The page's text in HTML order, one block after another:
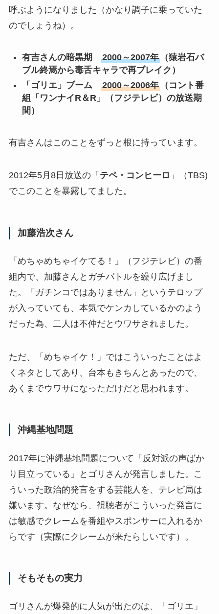
呼ぶようになりました（かなり調子に乗っていた
のでしょうね）。
有吉さんの暗黒期 2000～2007年（猿岩石バ
ブル終焉から毒舌キャラで再ブレイク）
「ゴリエ」ブーム 2000～2006年（コント番
組「ワンナイR＆R」（フジテレビ）の放送期
間）
有吉さんはこのことをずっと根に持っています。
2012年5月8日放送の「 テペ・コンヒーロ 」（TBS)
でこのことを暴露してました。
加藤浩次さん
「めちゃめちゃイケてる！」（フジテレビ）の番
組内で、加藤さんとガチバトルを繰り広げまし
た。「ガチンコではありません」というテロップ
が入っていても、本気でケンカしているかのよう
だった為、二人は不仲だとウワサされました。
ただ、「めちゃイケ！」ではこういったことはよ
くネタとしてあり、台本もきちんとあったので、
あくまでウワサになっただけだと思われます。
沖縄基地問題
2017年に沖縄基地問題について「反対派の声ばか
り目立っている」とゴリさんが発言しました。こ
ういった政治的発言をする芸能人を、テレビ局は
嫌います。なぜなら、視聴者がこういった発言に
は敏感でクレームを番組やスポンサーに入れるか
らです（実際にクレームが来たらしいです）。
そもそもの実力
ゴリさんが爆発的に人気が出たのは、「ゴリエ」